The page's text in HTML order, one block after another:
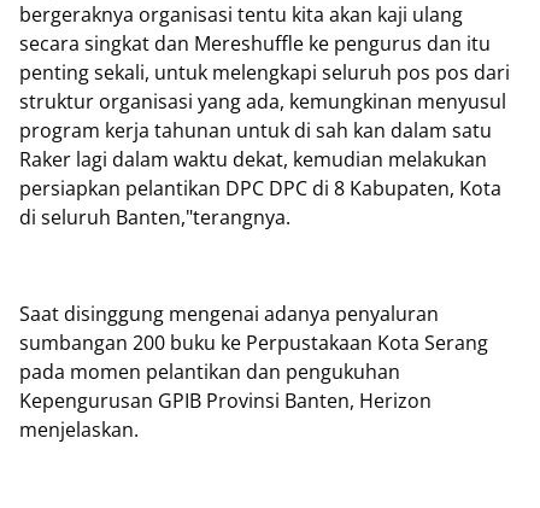
bergeraknya organisasi tentu kita akan kaji ulang
secara singkat dan Mereshuffle ke pengurus dan itu
penting sekali, untuk melengkapi seluruh pos pos dari
struktur organisasi yang ada, kemungkinan menyusul
program kerja tahunan untuk di sah kan dalam satu
Raker lagi dalam waktu dekat, kemudian melakukan
persiapkan pelantikan DPC DPC di 8 Kabupaten, Kota
di seluruh Banten,"terangnya.
Saat disinggung mengenai adanya penyaluran
sumbangan 200 buku ke Perpustakaan Kota Serang
pada momen pelantikan dan pengukuhan
Kepengurusan GPIB Provinsi Banten, Herizon
menjelaskan.